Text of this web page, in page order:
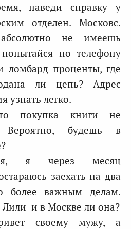
наведи справку у
отделен. Московс.
не имеешь
по телефону
ломбард проценты, где
ли цепь? Адрес
узнать легко.
покупка книги не
Вероятно, будешь в
я через месяц
заехать на два
более важным делам.
и в Москве ли она?
своему мужу, а